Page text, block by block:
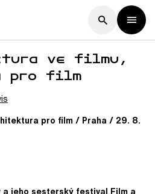
ve filmu,
pro film
pro film / Praha / 29. 8.
jeho sesterský festival Film a